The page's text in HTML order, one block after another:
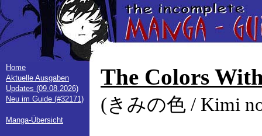
Home
Aktuelle Ausgaben
Updates (09.08.2026)
Neu im Guide (#32171)
Manga-Übersicht
The Colors
(きみの色 / Kimi